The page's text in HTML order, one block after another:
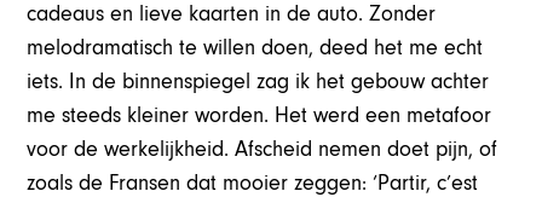
cadeaus en lieve kaarten in de auto. Zonder
melodramatisch te willen doen, deed het me echt
iets. In de binnenspiegel zag ik het gebouw achter
me steeds kleiner worden. Het werd een metafoor
voor de werkelijkheid. Afscheid nemen doet pijn, of
zoals de Fransen dat mooier zeggen: ‘Partir, c’est